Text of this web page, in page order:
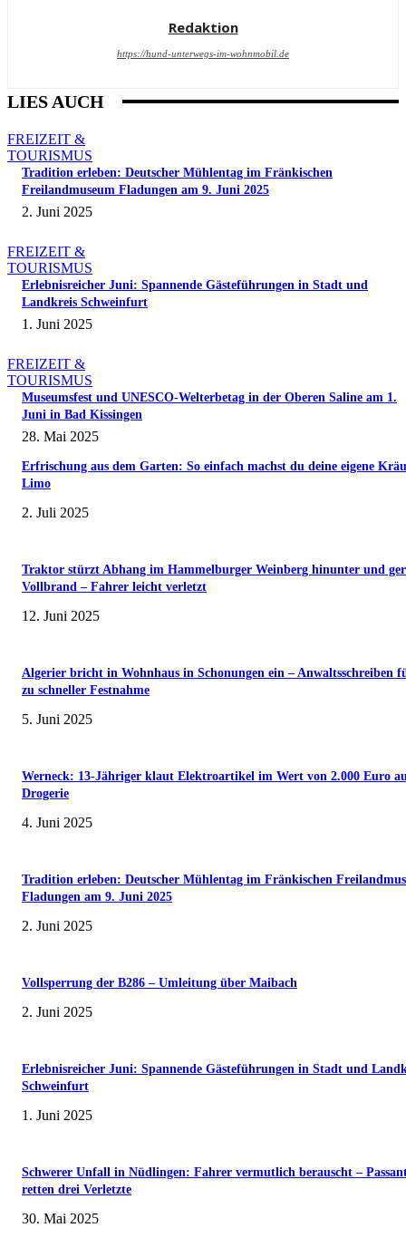
Redaktion
https://hund-unterwegs-im-wohnmobil.de
LIES AUCH
FREIZEIT &
TOURISMUS
Tradition erleben: Deutscher Mühlentag im Fränkischen
Freilandmuseum Fladungen am 9. Juni 2025
2. Juni 2025
FREIZEIT &
TOURISMUS
Erlebnisreicher Juni: Spannende Gästeführungen in Stadt und
Landkreis Schweinfurt
1. Juni 2025
FREIZEIT &
TOURISMUS
Museumsfest und UNESCO-Welterbetag in der Oberen Saline am 1.
Juni in Bad Kissingen
28. Mai 2025
Erfrischung aus dem Garten: So einfach machst du deine eigene
Limo
2. Juli 2025
Traktor stürzt Abhang im Hammelburger Weinberg hinunter und
Vollbrand – Fahrer leicht verletzt
12. Juni 2025
Algerier bricht in Wohnhaus in Schonungen ein – Anwaltsschreiben
zu schneller Festnahme
5. Juni 2025
Werneck: 13-Jähriger klaut Elektroartikel im Wert von 2.000 Euro
Drogerie
4. Juni 2025
Tradition erleben: Deutscher Mühlentag im Fränkischen
Fladungen am 9. Juni 2025
2. Juni 2025
Vollsperrung der B286 – Umleitung über Maibach
2. Juni 2025
Erlebnisreicher Juni: Spannende Gästeführungen in Stadt und
Schweinfurt
1. Juni 2025
Schwerer Unfall in Nüdlingen: Fahrer vermutlich berauscht –
retten drei Verletzte
30. Mai 2025